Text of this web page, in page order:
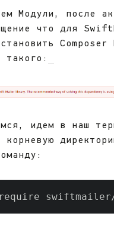
Модули, после
что для
Composer
такого:
идем в наш
корневую
require